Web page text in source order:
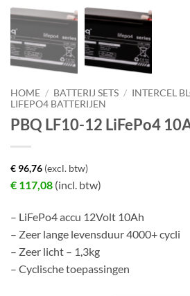
HOME / BATTERIJ SETS / INTERCEL
LIFEPO4 BATTERIJEN
PBQ LF10-12 LiFePo4
€ 96,76 (excl. btw)
€ 117,08 (incl. btw)
– LiFePo4 accu 12Volt 10Ah
– Zeer lange levensduur 4000+ cycli
– Zeer licht – 1,3kg
– Cyclische toepassingen